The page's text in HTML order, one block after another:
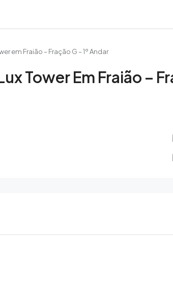
em Fraião – Fração G – 1º Andar
Tower Em Fraião –